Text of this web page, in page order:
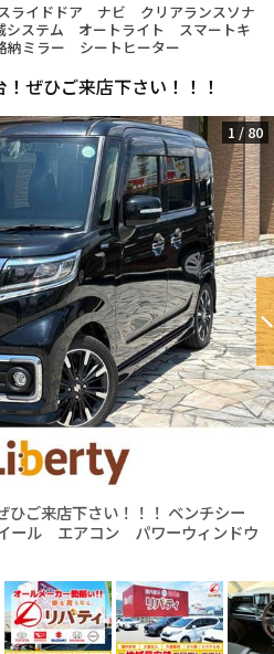
ライドドア ナビ クリアランスソナ
ステム オートライト スマートキ
ミラー シートヒーター
ぜひご来店下さい！！！
ひご来店下さい！！！ ベンチシー
ル エアコン パワーウィンドウ
1/ 80